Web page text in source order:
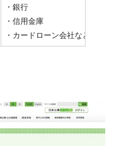
・銀行
・信用金庫
・カードローン会社など